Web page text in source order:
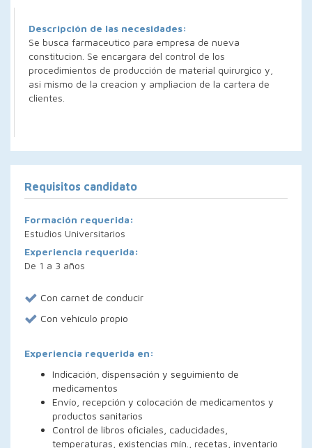
Descripción de las necesidades:
Se busca farmaceutico para empresa de nueva
constitucion. Se encargara del control de los
procedimientos de producción de material quirurgico y,
asi mismo de la creacion y ampliacion de la cartera de
clientes.
Requisitos candidato
Formación requerida:
Estudios Universitarios
Experiencia requerida:
De 1 a 3 años
Con carnet de conducir
Con vehículo propio
Experiencia requerida en:
Indicación, dispensación y seguimiento de
medicamentos
Envío, recepción y colocación de medicamentos y
productos sanitarios
Control de libros oficiales, caducidades,
temperaturas, existencias mín., recetas, inventario